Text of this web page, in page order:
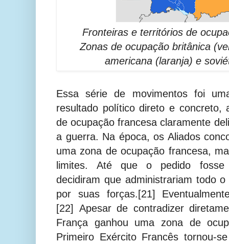
Fronteiras e territórios de
Zonas de ocupação britânica
americana (laranja) e
Essa série de movimentos foi
resultado político direto e concreto,
de ocupação francesa claramente
a guerra. Na época, os Aliados
uma zona de ocupação francesa,
limites.Até que o pedido fosse
decidiram que administrariam todo
por suas forças.[21]
[22] Apesar de contradizer
França ganhou uma zona de
Primeiro Exército Francês tornou-